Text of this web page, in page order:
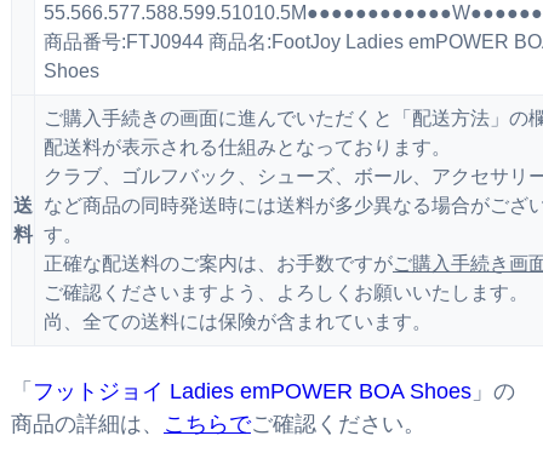
商品番号:FTJ0944 商品名:FootJoy Ladies emPOWER
Shoes
送
料
ご購入手続きの画面に進んでいただくと「配送方法」の
配送料が表示される仕組みとなっております。
クラブ、ゴルフバック、シューズ、ボール、アクセサリ
など商品の同時発送時には送料が多少異なる場合がござ
す。
正確な配送料のご案内は、お手数ですがご購入手続き画
ご確認くださいますよう、よろしくお願いいたします。
尚、全ての送料には保険が含まれています。
「 フットジョイ Ladies emPOWER BOA Shoes」の
商品の詳細は、
こちらでご確認ください。